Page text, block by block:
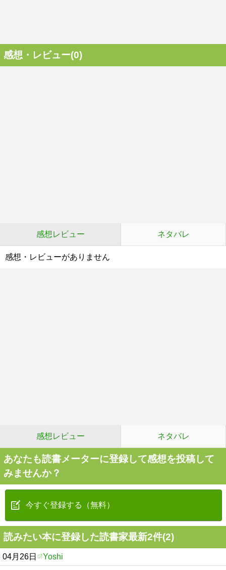
感想・レビュー(0)
感想レビュー ネタバレ
感想・レビューがありません
感想レビュー ネタバレ
あなたも読書メーターに登録して感想を投稿して
みませんか？
今すぐ登録する（無料）
読みたい本に登録した読書家最新2件(2)
04月26日 Yoshi